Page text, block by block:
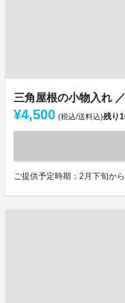
三角屋根の小物入れ
¥4,500 (税込/送料込)残り
ご提供予定時期：2月下旬か